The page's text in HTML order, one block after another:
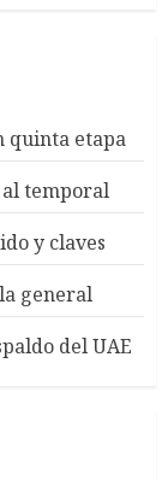
quinta etapa
al temporal
y claves
general
del UAE